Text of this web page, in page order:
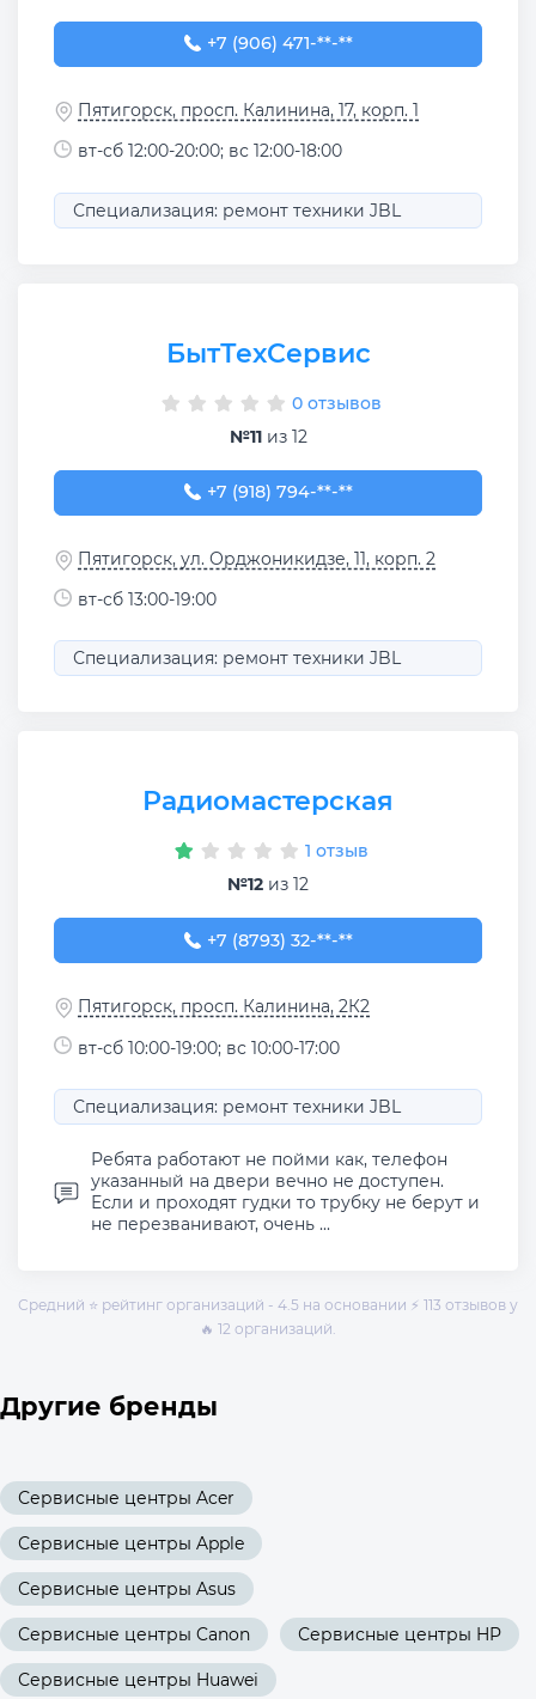
+7 (906) 471-10-40
+7 (906) 471-**-**
Пятигорск, просп. Калинина, 17, корп. 1
вт-сб 12:00-20:00; вс 12:00-18:00
Специализация: ремонт техники JBL
БытТехСервис
0 отзывов
№11из 12
+7 (918) 794-32-02
+7 (918) 794-**-**
Пятигорск, ул. Орджоникидзе, 11, корп. 2
вт-сб 13:00-19:00
Специализация: ремонт техники JBL
Радиомастерская
1 отзыв
№12 из 12
+7 (8793) 32-59-16
+7 (8793) 32-**-**
Пятигорск, просп. Калинина, 2К2
вт-сб 10:00-19:00; вс 10:00-17:00
Специализация: ремонт техники JBL
Ребята работают не пойми как, телефон
указанный на двери вечно не доступен.
Если и проходят гудки то трубку не берут и
не перезванивают, очень ...
Средний ⭐ рейтинг организаций - 4.5 на основании ⚡ 113 отзывов у
🔥 12 организаций.
Другие бренды
Сервисные центры Acer
Сервисные центры Apple
Сервисные центры Asus
Сервисные центры Canon Сервисные центры HP
Сервисные центры Huawei